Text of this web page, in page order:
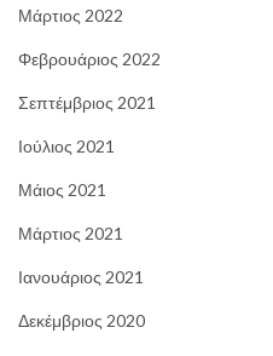
Μάρτιος 2022
Φεβρουάριος 2022
Σεπτέμβριος 2021
Ιούλιος 2021
Μάιος 2021
Μάρτιος 2021
Ιανουάριος 2021
Δεκέμβριος 2020